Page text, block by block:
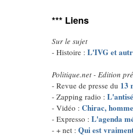
*** Liens
Sur le sujet
- Histoire : L'IVG et
Politique.net - Edition
- Revue de presse du 13
- Zapping radio :
- Vidéo : Chirac,
- Expresso : L'agenda
- + net : Qui est